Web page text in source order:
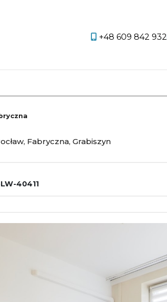
+48 609 842 932
Fabryczna, Grabiszyn
40411